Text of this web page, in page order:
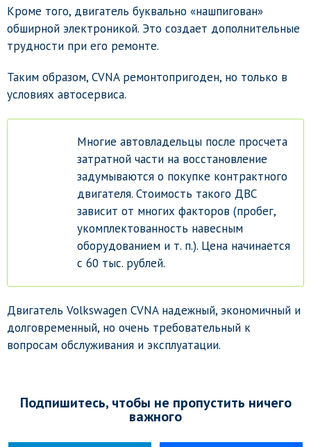
Кроме того, двигатель буквально «нашпигован»
обширной электроникой. Это создает дополнительные
трудности при его ремонте.
Таким образом, CVNA ремонтопригоден, но только в
условиях автосервиса.
Многие автовладельцы после просчета
затратной части на восстановление
задумываются о покупке контрактного
двигателя. Стоимость такого ДВС
зависит от многих факторов (пробег,
укомплектованность навесным
оборудованием и т. п.). Цена начинается
с 60 тыс. рублей.
Двигатель Volkswagen CVNA надежный, экономичный и
долговременный, но очень требовательный к
вопросам обслуживания и эксплуатации.
Подпишитесь, чтобы не пропустить ничего
важного